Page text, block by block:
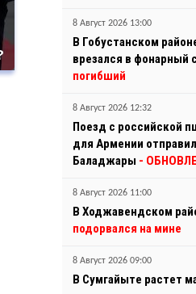
8 Август 2026 13:00
В Гобустанском
врезался в фонарный
погибший
8 Август 2026 12:32
Поезд с российской
для Армении
Баладжары -
8 Август 2026 11:00
В Ходжавендском
подорвался на мине
8 Август 2026 09:00
В Сумгайыте растет